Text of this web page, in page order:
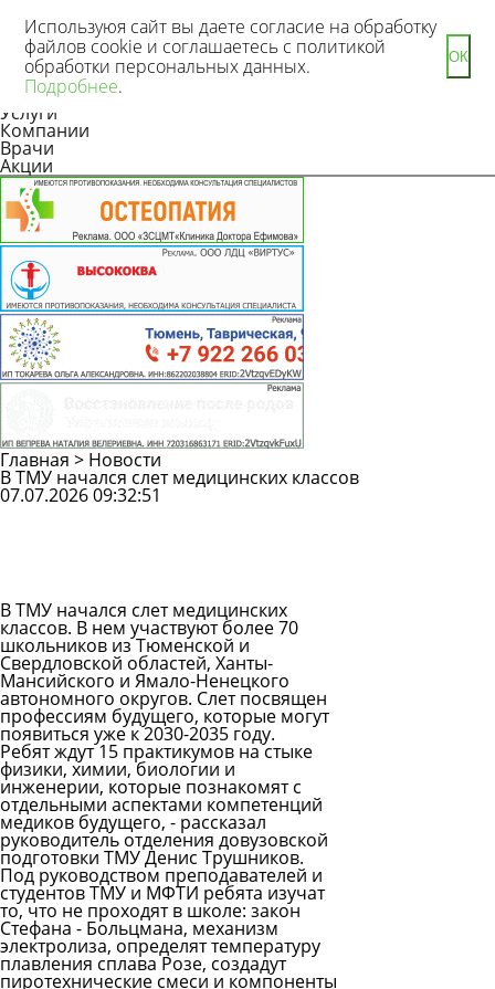
Новости
Статьи
Услуги
Компании
Врачи
Акции
Главная > Новости
В ТМУ начался слет медицинских классов
07.07.2026 09:32:51
В ТМУ начался слет медицинских
классов. В нем участвуют более 70
школьников из Тюменской и
Свердловской областей, Ханты-
Мансийского и Ямало-Ненецкого
автономного округов. Слет посвящен
профессиям будущего, которые могут
появиться уже к 2030-2035 году.
Ребят ждут 15 практикумов на стыке
физики, химии, биологии и
инженерии, которые познакомят с
отдельными аспектами компетенций
медиков будущего, - рассказал
руководитель отделения довузовской
подготовки ТМУ Денис Трушников.
Под руководством преподавателей и
студентов ТМУ и МФТИ ребята изучат
то, что не проходят в школе: закон
Стефана - Больцмана, механизм
электролиза, определят температуру
плавления сплава Розе, создадут
пиротехнические смеси и компоненты
Используюя сайт вы даете согласие на обработку
файлов cookie и соглашаетесь с политикой
обработки персональных данных.
Подробнее.
ОК